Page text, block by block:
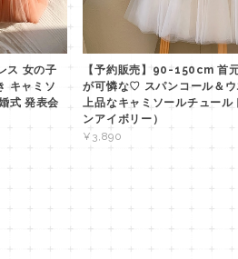
ス 女の子
キャミソ
式 発表会
【予約販売】90-150cm 首
が可憐な♡ スパンコール＆ウ
上品なキャミソールチュー
ンアイボリー）
¥3,890